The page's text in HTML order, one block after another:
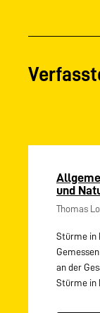
und
Thomas
Stürme in
an der
Stürme in